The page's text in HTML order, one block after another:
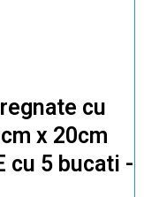
cu
x 20cm
cu 5 bucati -